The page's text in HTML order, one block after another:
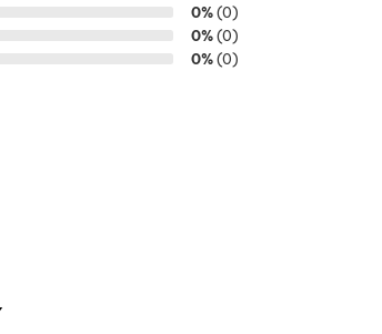
0%(0)
0%(0)
0%(0)